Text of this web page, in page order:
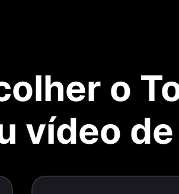
o
vídeo